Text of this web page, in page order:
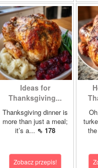
Ideas for
Thanksgiving...
Thanksgiving dinner is
more than just a meal;
it’s a... ⇖ 178
Zobacz przepis!